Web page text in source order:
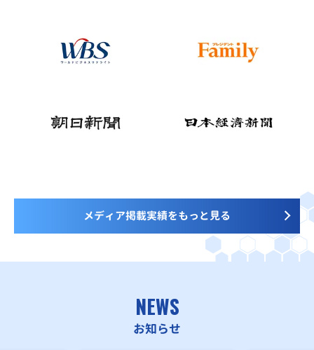
メディア掲載実績をもっと見る
NEWS
お知らせ